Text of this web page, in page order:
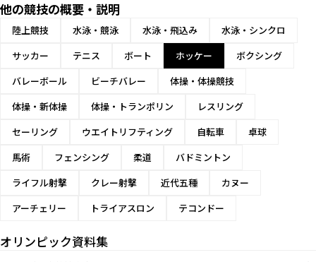
他の競技の概要・説明
陸上競技 水泳・競泳 水泳・飛込み
水泳・シンクロ
サッカー
テニス ボート ホッケー
ボクシング
バレーボール
ビーチバレー
体操・体操競技
体操・新体操
体操・トランポリン
レスリング
セーリング
ウエイトリフティング 自転車
卓球
馬術
フェンシング 柔道
バドミントン
ライフル射撃
クレー射撃 近代五種
カヌー
アーチェリー
トライアスロン テコンドー
オリンピック資料集